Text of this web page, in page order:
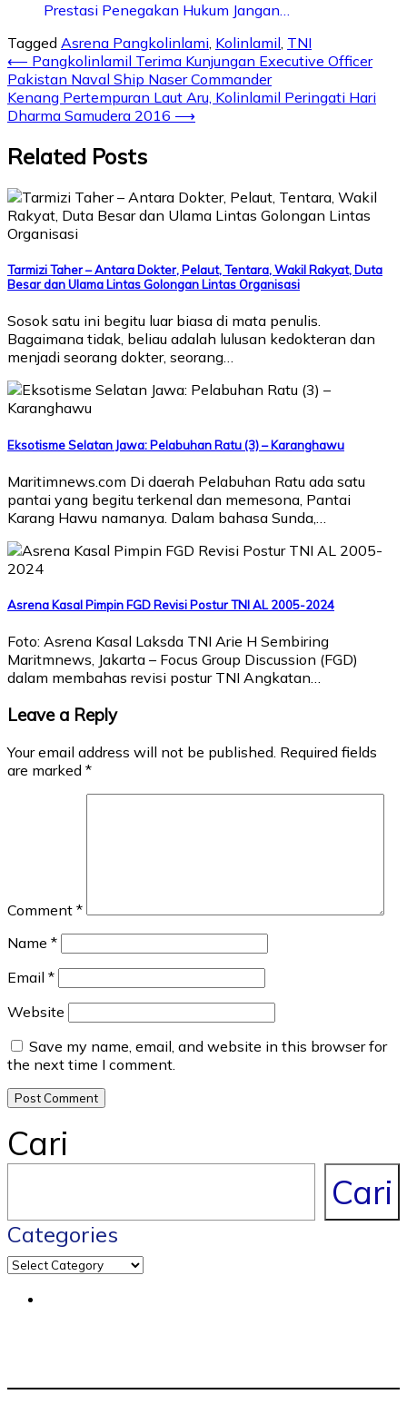
Prestasi Penegakan Hukum Jangan…
Tagged Asrena Pangkolinlami, Kolinlamil, TNI
Post
navigation
⟵ Pangkolinlamil Terima Kunjungan Executive Officer
Pakistan Naval Ship Naser Commander
Kenang Pertempuran Laut Aru, Kolinlamil Peringati Hari
Dharma Samudera 2016 ⟶
Related Posts
Tarmizi Taher – Antara Dokter, Pelaut, Tentara, Wakil Rakyat, Duta
Besar dan Ulama Lintas Golongan Lintas Organisasi
Sosok satu ini begitu luar biasa di mata penulis.
Bagaimana tidak, beliau adalah lulusan kedokteran dan
menjadi seorang dokter, seorang…
Eksotisme Selatan Jawa: Pelabuhan Ratu (3) – Karanghawu
Maritimnews.com Di daerah Pelabuhan Ratu ada satu
pantai yang begitu terkenal dan memesona, Pantai
Karang Hawu namanya. Dalam bahasa Sunda,…
Asrena Kasal Pimpin FGD Revisi Postur TNI AL 2005-2024
Foto: Asrena Kasal Laksda TNI Arie H Sembiring
Maritmnews, Jakarta – Focus Group Discussion (FGD)
dalam membahas revisi postur TNI Angkatan…
Leave a Reply
Your email address will not be published. Required fields
are marked *
Comment *
Name *
Email *
Website
Save my name, email, and website in this browser for
the next time I comment.
Cari
Cari
Categories